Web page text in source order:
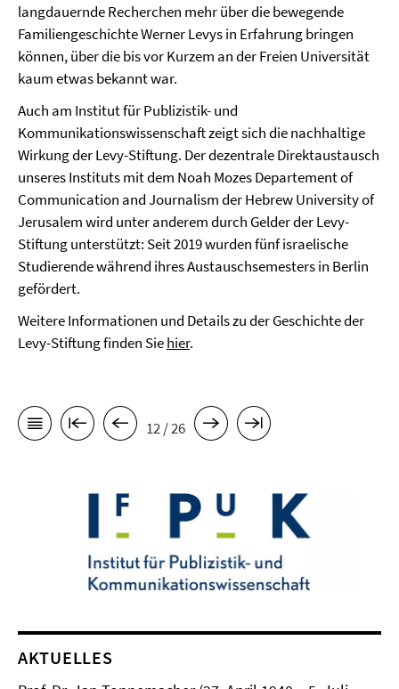
langdauernde Recherchen mehr über die bewegende
Familiengeschichte Werner Levys in Erfahrung bringen
können, über die bis vor Kurzem an der Freien Universität
kaum etwas bekannt war.
Auch am Institut für Publizistik- und
Kommunikationswissenschaft zeigt sich die nachhaltige
Wirkung der Levy-Stiftung. Der dezentrale Direktaustausch
unseres Instituts mit dem Noah Mozes Departement of
Communication and Journalism der Hebrew University of
Jerusalem wird unter anderem durch Gelder der Levy-
Stiftung unterstützt: Seit 2019 wurden fünf israelische
Studierende während ihres Austauschsemesters in Berlin
gefördert.
Weitere Informationen und Details zu der Geschichte der
Levy-Stiftung finden Siehier.
12 / 26
AKTUELLES